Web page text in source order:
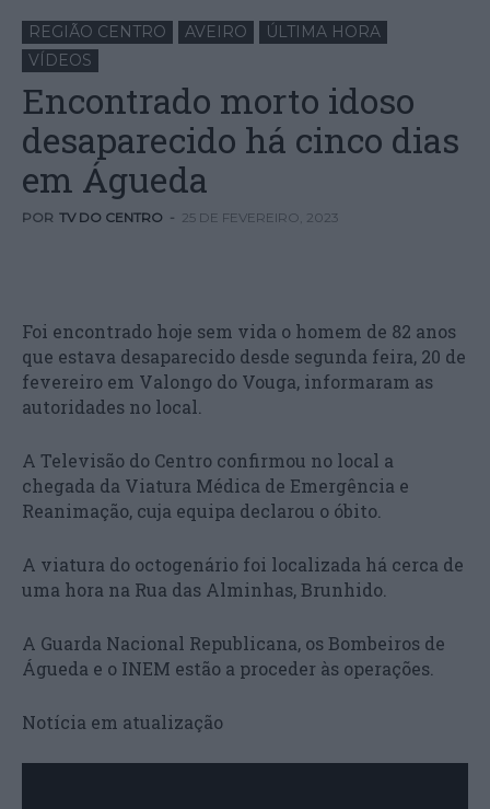
REGIÃO CENTRO AVEIRO
ÚLTIMA HORA
VÍDEOS
Encontrado morto idoso
desaparecido há cinco dias
em Águeda
POR TV DO CENTRO - 25 DE FEVEREIRO, 2023
Foi encontrado hoje sem vida o homem de 82 anos
que estava desaparecido desde segunda feira, 20 de
fevereiro em Valongo do Vouga, informaram as
autoridades no local.
A Televisão do Centro confirmou no local a
chegada da Viatura Médica de Emergência e
Reanimação, cuja equipa declarou o óbito.
A viatura do octogenário foi localizada há cerca de
uma hora na Rua das Alminhas, Brunhido.
A Guarda Nacional Republicana, os Bombeiros de
Águeda e o INEM estão a proceder às operações.
Notícia em atualização